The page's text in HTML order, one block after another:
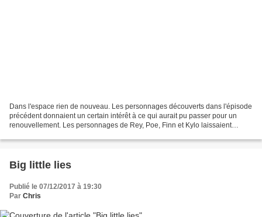
Dans l'espace rien de nouveau. Les personnages découverts dans l'épisode
précédent donnaient un certain intérêt à ce qui aurait pu passer pour un
renouvellement. Les personnages de Rey, Poe, Finn et Kylo laissaient
Big little lies
Publié le 07/12/2017 à 19:30
Par Chris